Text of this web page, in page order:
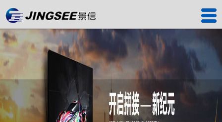
产品中心
工程案例
服务中心